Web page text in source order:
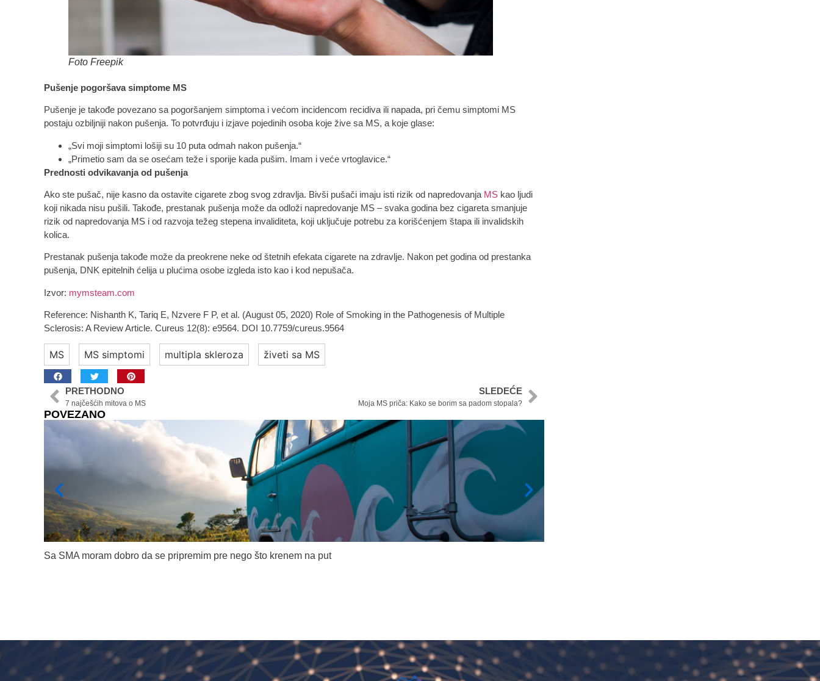
Foto Freepik
Pušenje pogoršava simptome MS
Pušenje je takođe povezano sa pogoršanjem simptoma i većom incidencom recidiva ili napada, pri čemu simptomi MS
postaju ozbiljniji nakon pušenja. To potvrđuju i izjave pojedinih osoba koje žive sa MS, a koje glase:
„Svi moji simptomi lošiji su 10 puta odmah nakon pušenja.“
„Primetio sam da se osećam teže i sporije kada pušim. Imam i veće vrtoglavice.“
Prednosti odvikavanja od pušenja
Ako ste pušač, nije kasno da ostavite cigarete zbog svog zdravlja. Bivši pušači imaju isti rizik od napredovanja MS kao ljudi
koji nikada nisu pušili. Takođe, prestanak pušenja može da odloži napredovanje MS – svaka godina bez cigareta smanjuje
rizik od napredovanja MS i od razvoja težeg stepena invaliditeta, koji uključuje potrebu za korišćenjem štapa ili invalidskih
kolica.
Prestanak pušenja takođe može da preokrene neke od štetnih efekata cigarete na zdravlje. Nakon pet godina od prestanka
pušenja, DNK epitelnih ćelija u plućima osobe izgleda isto kao i kod nepušača.
Izvor: mymsteam.com
Reference: Nishanth K, Tariq E, Nzvere F P, et al. (August 05, 2020) Role of Smoking in the Pathogenesis of Multiple
Sclerosis: A Review Article. Cureus 12(8): e9564. DOI 10.7759/cureus.9564
MS MS simptomi multipla skleroza živeti sa MS
PRETHODNO
7 najčešćih mitova o MS
SLEDEĆE
Moja MS priča: Kako se borim sa padom stopala?
POVEZANO
Sa SMA moram dobro da se pripremim pre nego što krenem na put